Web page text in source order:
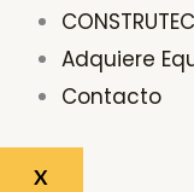
CONSTRUTEC
Adquiere
Contacto
X